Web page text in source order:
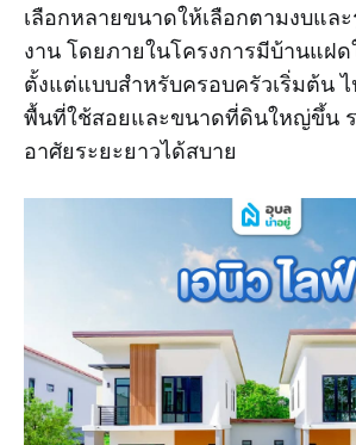
เลือกหลายขนาดให้เลือกตามงบแล
งาน โดยภายในโครงการมีบ้านแฝด
ตั้งแต่แบบสำหรับครอบครัวเริ่มต้น
พื้นที่ใช้สอยและขนาดที่ดินใหญ่ขึ้น
อาศัยระยะยาวได้สบาย